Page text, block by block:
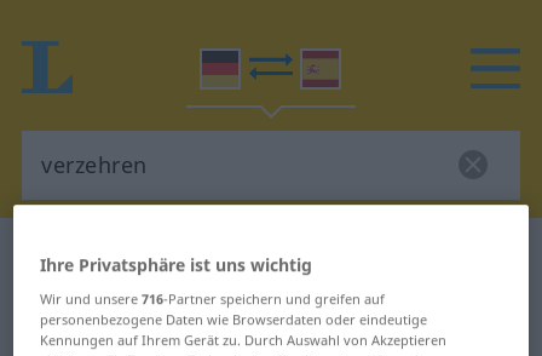
Deutsch-Spanisch Wörterbuch
Deutsch-Spanisch Übersetzung für
"verzehren"
Ihre Privatsphäre ist uns wichtig
Wir und unsere716-Partner speichern und greifen auf
personenbezogene Daten wie Browserdaten oder eindeutige
Kennungen auf Ihrem Gerät zu. Durch Auswahl von Akzeptieren